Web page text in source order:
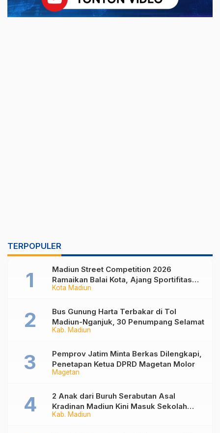
TERPOPULER
Kota Madiun
Madiun Street Competition 2026
Ramaikan Balai Kota, Ajang Sportifitas
Anak Muda dari Basket 3×3 hingga Mural
Kab. Madiun
Bus Gunung Harta Terbakar di Tol
Madiun-Nganjuk, 30 Penumpang Selamat
Magetan
Pemprov Jatim Minta Berkas Dilengkapi,
Penetapan Ketua DPRD Magetan Molor
Kab. Madiun
2 Anak dari Buruh Serabutan Asal
Kradinan Madiun Kini Masuk Sekolah
Rakyat